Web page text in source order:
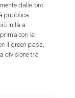
dalle loro
pubblica
in là a
con la
il green pass,
divisione tra